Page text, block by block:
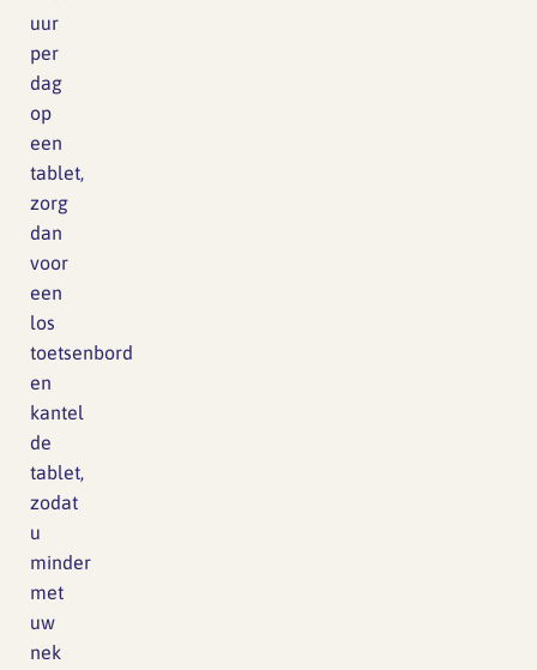
uur
per
dag
op
een
tablet,
zorg
dan
voor
een
los
toetsenbord
en
kantel
de
tablet,
zodat
u
minder
met
uw
nek